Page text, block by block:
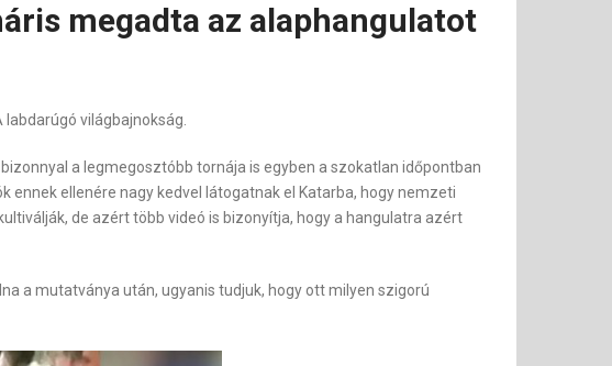
megadta az alaphangulatot
világbajnokság.
a legmegosztóbb tornája is egyben a szokatlan időpontban
ellenére nagy kedvel látogatnak el Katarba, hogy nemzeti
de azért több videó is bizonyítja, hogy a hangulatra azért
a mutatványa után, ugyanis tudjuk, hogy ott milyen szigorú